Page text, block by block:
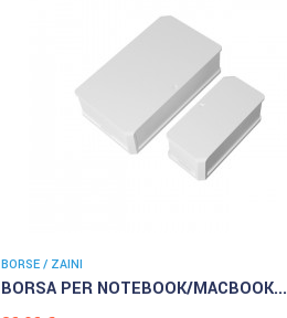
BORSE / ZAINI
BORSA PER NOTEBOOK/MACBOOK...